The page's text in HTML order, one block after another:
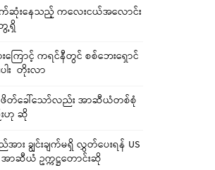
က်ဆုံးနေသည့် ကလေးငယ်အလောင်း
ရှိ
ကြောင့် ကရင်နီတွင် စစ်ဘေးရှောင်
ါး တိုးလာ
တ်ခေါ်သော်လည်း အာဆီယံတစ်စုံ
ဟု ဆို
ား ချွင်းချက်မရှိ လွှတ်ပေးရန် US
အာဆီယံ ဥက္ကဋ္ဌတောင်းဆို